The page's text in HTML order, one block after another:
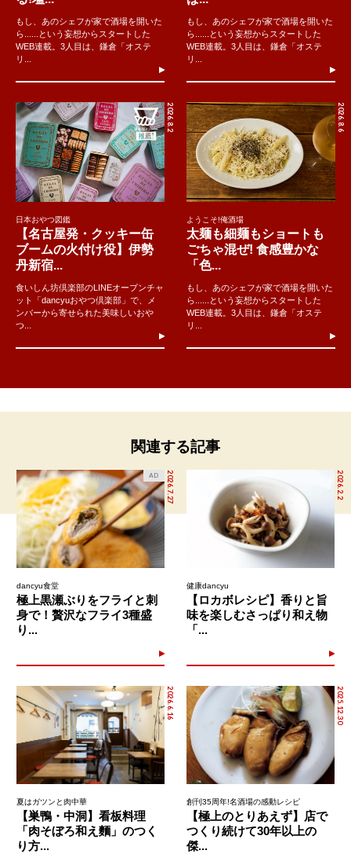
もし、あのシェフが家で酒場を開いた
ら......という妄想からスタートした
WEB連載。3人目は、鎌倉「オステ
リ...
もし、あのシェフが家で酒場を開いた
ら......という妄想からスタートした
WEB連載。3人目は、鎌倉「オステ
リ...
2026.8.2
日本おやつ図鑑
【名古屋発・クッキー缶
ブームの火付け役】伊勢
丹新宿...
食いしん坊倶楽部のLINEオープンチャ
ット「dancyuおやつ倶楽部」で、メ
ンバーから寄せられた美味しいおや
つ...
2026.8.6
ようこそ!俺酒場
太麺も細麺もショートも
ごちゃ混ぜ! 食感豊かな
「色...
もし、あのシェフが家で酒場を開いた
ら......という妄想からスタートした
WEB連載。3人目は、鎌倉「オステ
リ...
関連する記事
2026.7.27
AD
dancyu食堂
極上黒瀬ぶりをフライと刺
身で！贅沢なフライ3種盛
り...
2026.2.2
健康dancyu
【ロカボレシピ】香りと旨
味を楽しむさっぱり和え物
「...
2026.6.16
夏はガツンと肉中華
【巣鴨・中洞】看板料理
「肉そぼろ和え麵」のつく
り方...
2025.12.30
創刊35周年!名酒場の感動レシピ
【極上のとりあえず】店で
つくり続けて30年以上の
傑...